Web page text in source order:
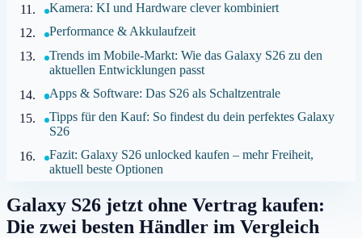
Kamera: KI und Hardware clever kombiniert
Performance & Akkulaufzeit
Trends im Mobile-Markt: Wie das Galaxy S26 zu den
aktuellen Entwicklungen passt
Apps & Software: Das S26 als Schaltzentrale
Tipps für den Kauf: So findest du dein perfektes Galaxy
S26
Fazit: Galaxy S26 unlocked kaufen – mehr Freiheit,
aktuell beste Optionen
Galaxy S26 jetzt ohne Vertrag kaufen:
Die zwei besten Händler im Vergleich